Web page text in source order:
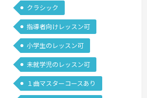
スンしてきた経験を活かし、オンライン
でもピアノ指導にかかわれることを希望
します。続きを見る »
クラシック
指導者向けレッスン可
小学生のレッスン可
未就学児のレッスン可
１曲マスターコースあり